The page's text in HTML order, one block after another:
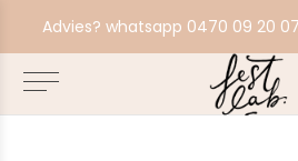
Voorkom